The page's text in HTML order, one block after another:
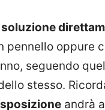
pennello oppure
seguendo
stesso.
andrà